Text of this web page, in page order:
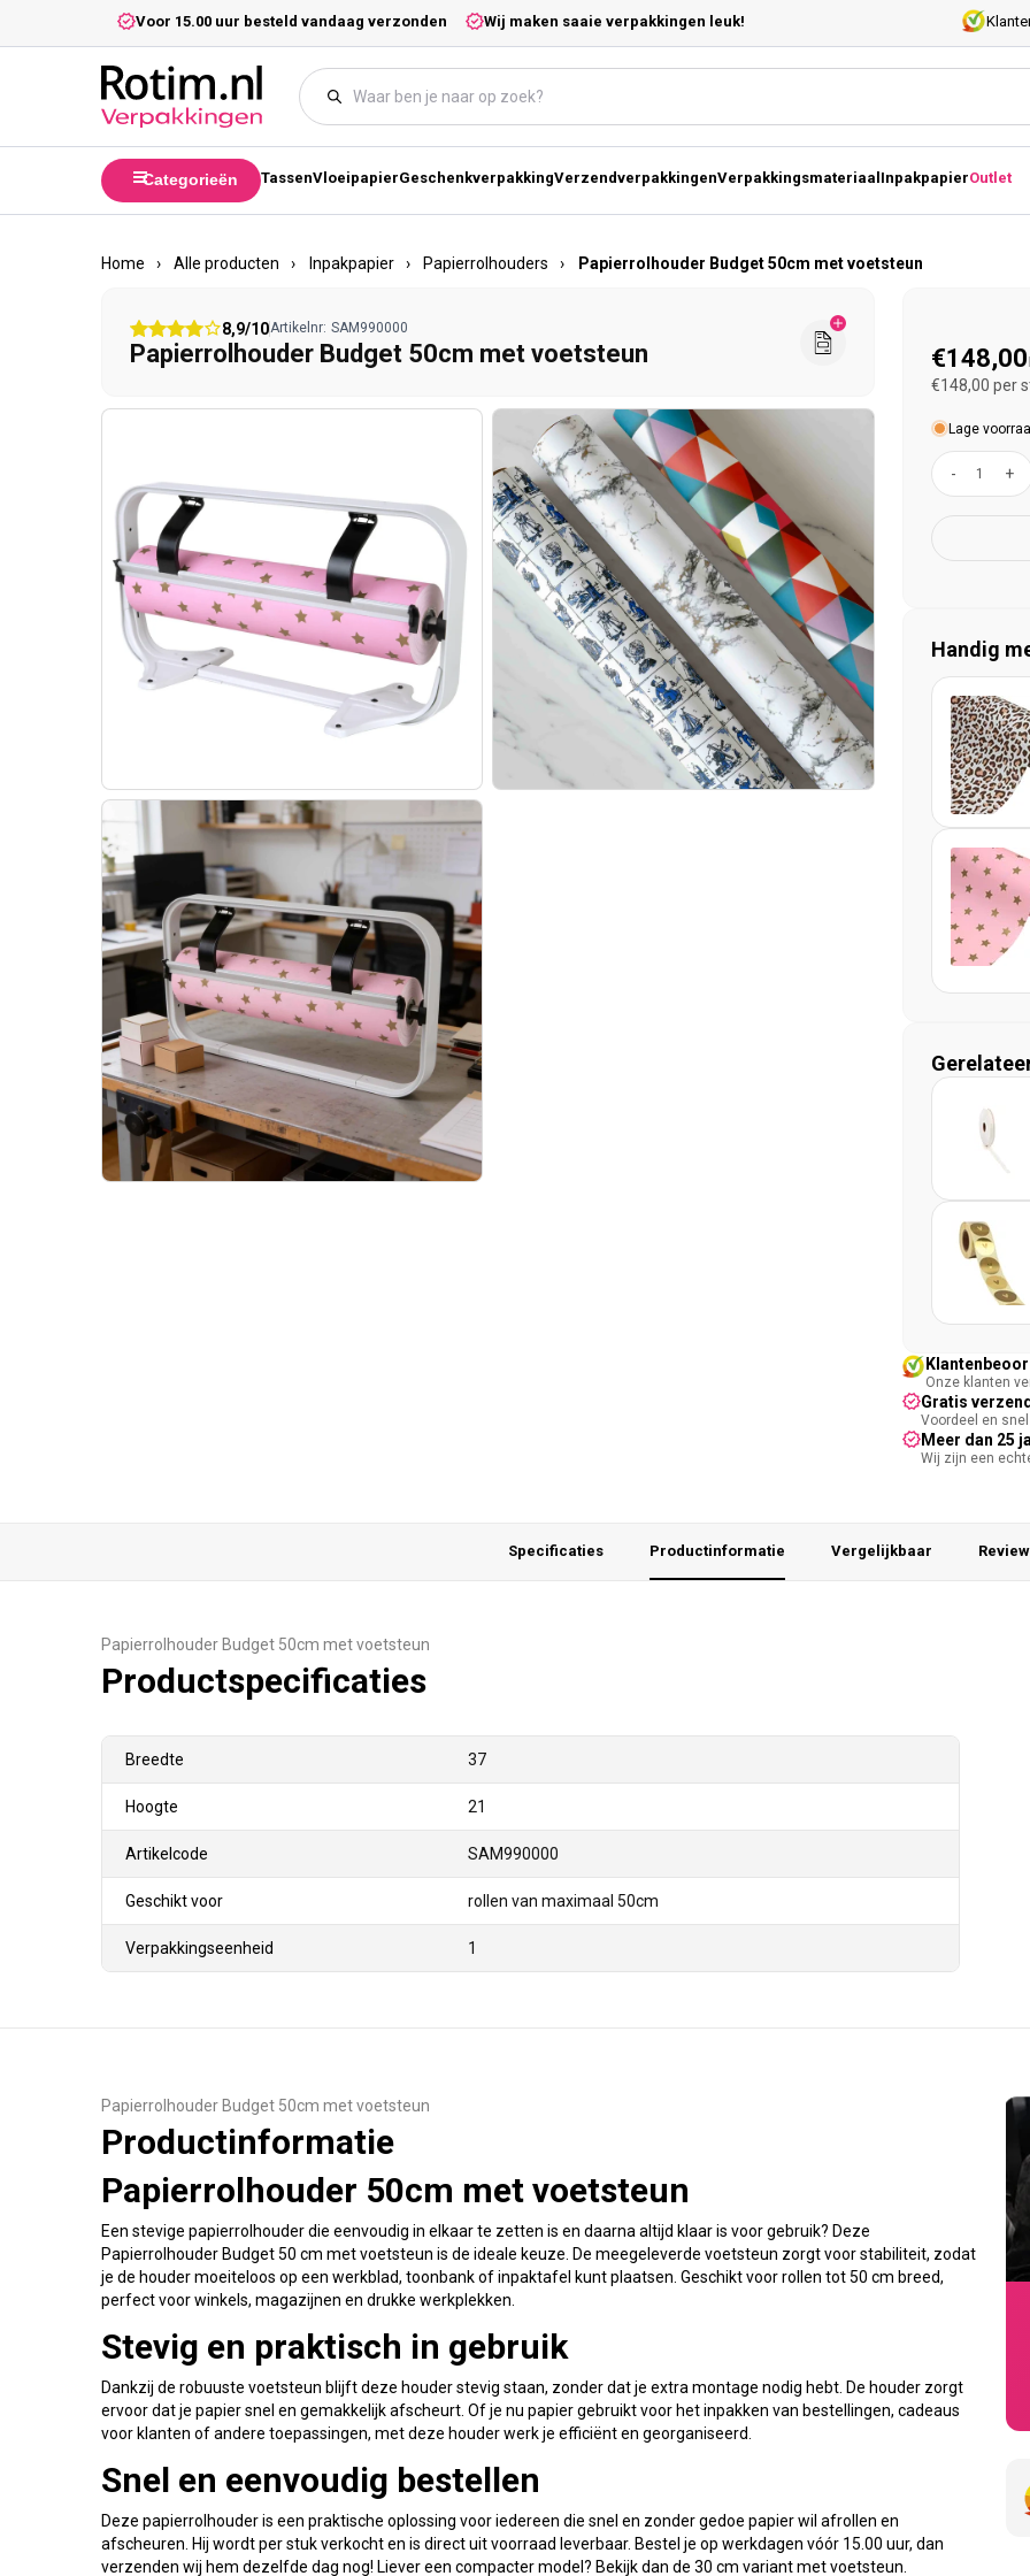
Meteen naar de contentVoor 15.00 uur besteld vandaag verzonden Wij maken saaie verpakkingen leuk!
Categorieën TassenVloeipapierGeschenkverpakkingVerzendverpakkingenVerpakkingsmateriaal InpakpapierOutlet
Home › Alle producten › Inpakpapier › Papierrolhouders › Papierrolhouder Budget 50cm met voetsteun
8,9/10Artikelnr: SAM990000
Papierrolhouder Budget 50cm met voetsteun €148,00
€148,00 per
Lage
- +
Handig
Onze klanten
Gratis
Voordeel en
Meer dan 25
Wij zijn een
Specificaties Productinformatie Vergelijkbaar
Papierrolhouder Budget 50cm met voetsteun
Productspecificaties
Breedte 37
Hoogte 21
Artikelcode SAM990000
Geschikt voor rollen van maximaal 50cm
Verpakkingseenheid 1
Papierrolhouder Budget 50cm met voetsteun
Productinformatie
Papierrolhouder 50cm met voetsteun
Een stevige papierrolhouder die eenvoudig in elkaar te zetten is en daarna altijd klaar is voor gebruik? Deze
Papierrolhouder Budget 50 cm met voetsteun is de ideale keuze. De meegeleverde voetsteun zorgt voor stabiliteit, zodat
je de houder moeiteloos op een werkblad, toonbank of inpaktafel kunt plaatsen. Geschikt voor rollen tot 50 cm breed,
perfect voor winkels, magazijnen en drukke werkplekken.
Stevig en praktisch in gebruik
Dankzij de robuuste voetsteun blijft deze houder stevig staan, zonder dat je extra montage nodig hebt. De houder zorgt
ervoor dat je papier snel en gemakkelijk afscheurt. Of je nu papier gebruikt voor het inpakken van bestellingen, cadeaus
voor klanten of andere toepassingen, met deze houder werk je efficiënt en georganiseerd.
Snel en eenvoudig bestellen
Deze papierrolhouder is een praktische oplossing voor iedereen die snel en zonder gedoe papier wil afrollen en
afscheuren. Hij wordt per stuk verkocht en is direct uit voorraad leverbaar. Bestel je op werkdagen vóór 15.00 uur, dan
verzenden wij hem dezelfde dag nog! Liever een compacter model? Bekijk dan de 30 cm variant met voetsteun.